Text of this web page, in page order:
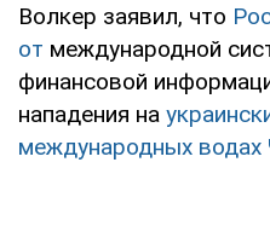
Волкер заявил, что
от международной
финансовой
нападения на
международных водах